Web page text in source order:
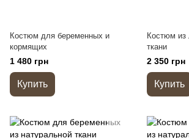
Костюм для беременных и
кормящих
1 480 грн
Купить
Костюм из
ткани
2 350 грн
Купить